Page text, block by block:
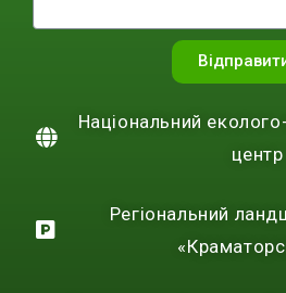
Національний
центр
Регіональний